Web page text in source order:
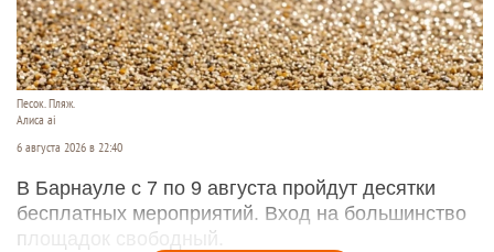
Песок. Пляж.
Алиса ai
6 августа 2026 в 22:40
В Барнауле с 7 по 9 августа пройдут десятки
бесплатных мероприятий. Вход на большинство
площадок свободный.